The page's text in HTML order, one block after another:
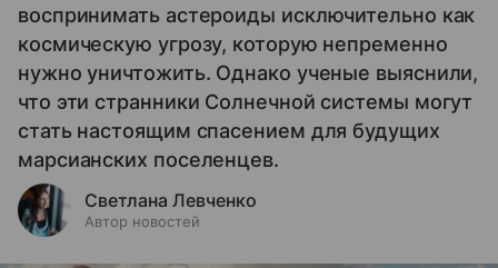
воспринимать астероиды исключительно как
космическую угрозу, которую непременно
нужно уничтожить. Однако ученые выяснили,
что эти странники Солнечной системы могут
стать настоящим спасением для будущих
марсианских поселенцев.
Светлана Левченко
Автор новостей